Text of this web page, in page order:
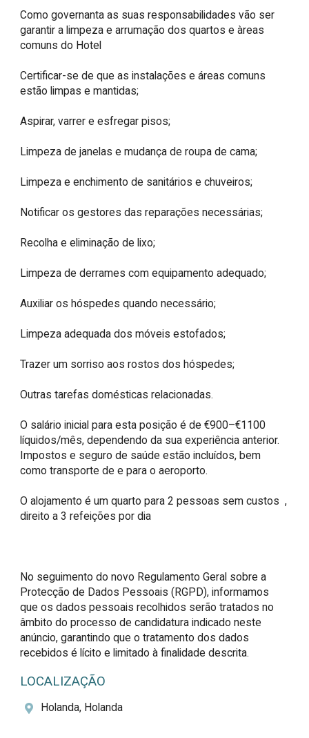
Como governanta as suas responsabilidades vão ser
garantir a limpeza e arrumação dos quartos e àreas
comuns do Hotel
Certificar-se de que as instalações e áreas comuns
estão limpas e mantidas;
Aspirar, varrer e esfregar pisos;
Limpeza de janelas e mudança de roupa de cama;
Limpeza e enchimento de sanitários e chuveiros;
Notificar os gestores das reparações necessárias;
Recolha e eliminação de lixo;
Limpeza de derrames com equipamento adequado;
Auxiliar os hóspedes quando necessário;
Limpeza adequada dos móveis estofados;
Trazer um sorriso aos rostos dos hóspedes;
Outras tarefas domésticas relacionadas.
O salário inicial para esta posição é de €900–€1100
líquidos/mês, dependendo da sua experiência anterior.
Impostos e seguro de saúde estão incluídos, bem
como transporte de e para o aeroporto.
O alojamento é um quarto para 2 pessoas sem custos  ,
direito a 3 refeições por dia
No seguimento do novo Regulamento Geral sobre a
Protecção de Dados Pessoais (RGPD), informamos
que os dados pessoais recolhidos serão tratados no
âmbito do processo de candidatura indicado neste
anúncio, garantindo que o tratamento dos dados
recebidos é lícito e limitado à finalidade descrita.
LOCALIZAÇÃO
Holanda, Holanda